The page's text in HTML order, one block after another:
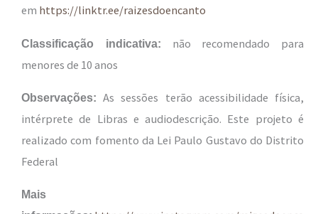
em https://linktr.ee/raizesdoencanto
Classificação indicativa: não recomendado para
menores de 10 anos
Observações: As sessões terão acessibilidade física,
intérprete de Libras e audiodescrição. Este projeto é
realizado com fomento da Lei Paulo Gustavo do Distrito
Federal
Mais